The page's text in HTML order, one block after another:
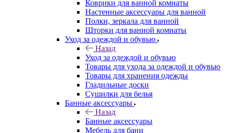
Коврики для ванной комнаты
Настенные аксессуары для ванной
Полки, зеркала для ванной
Шторки для ванной комнаты
Уход за одеждой и обувью
Назад
Уход за одеждой и обувью
Товары для ухода за одеждой и обувью
Товары для хранения одежды
Гладильные доски
Сушилки для белья
Банные аксессуары
Назад
Банные аксессуары
Мебель для бани